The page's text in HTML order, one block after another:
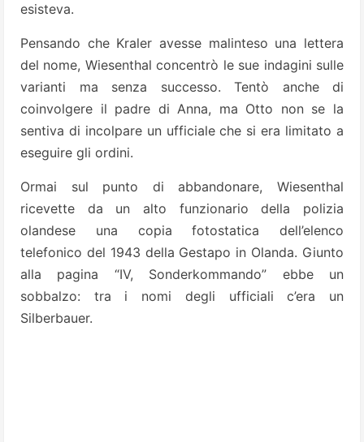
esisteva.
Pensando che Kraler avesse malinteso una lettera
del nome, Wiesenthal concentrò le sue indagini sulle
varianti ma senza successo. Tentò anche di
coinvolgere il padre di Anna, ma Otto non se la
sentiva di incolpare un ufficiale che si era limitato a
eseguire gli ordini.
Ormai sul punto di abbandonare, Wiesenthal
ricevette da un alto funzionario della polizia
olandese una copia fotostatica dell’elenco
telefonico del 1943 della Gestapo in Olanda. Giunto
alla pagina “IV, Sonderkommando” ebbe un
sobbalzo: tra i nomi degli ufficiali c’era un
Silberbauer.